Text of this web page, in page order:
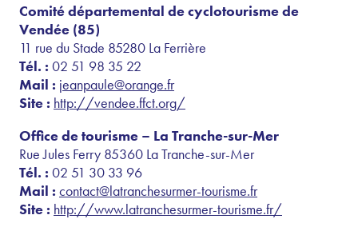
Comité départemental de cyclotourisme de
Vendée (85)
11 rue du Stade 85280 La Ferrière
Tél. : 02 51 98 35 22
Mail : jeanpaule@orange.fr
Site : http://vendee.ffct.org/
Office de tourisme – La Tranche-sur-Mer
Rue Jules Ferry 85360 La Tranche-sur-Mer
Tél. : 02 51 30 33 96
Mail : contact@latranchesurmer-tourisme.fr
Site : http://www.latranchesurmer-tourisme.fr/